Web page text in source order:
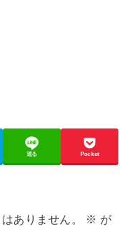
送る Pocket
ありません。 ※ が